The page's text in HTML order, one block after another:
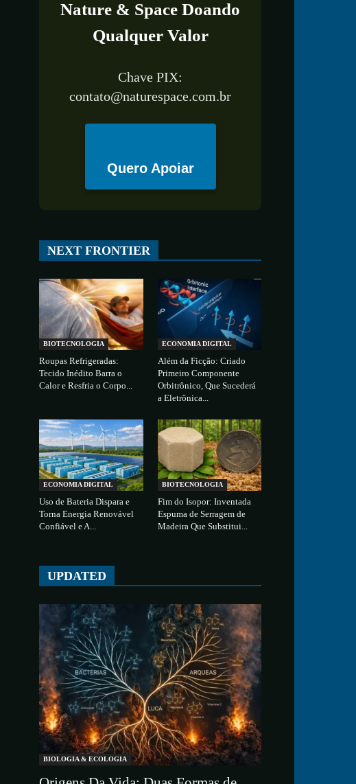
Nature & Space Doando
Qualquer Valor
Chave PIX:
contato@naturespace.com.br
Quero Apoiar
NEXT FRONTIER
BIOTECNOLOGIA
Roupas Refrigeradas:
Tecido Inédito Barra o
Calor e Resfria o Corpo...
ECONOMIA DIGITAL
Além da Ficção: Criado
Primeiro Componente
Orbitrônico, Que Sucederá
a Eletrônica...
ECONOMIA DIGITAL
Uso de Bateria Dispara e
Torna Energia Renovável
Confiável e A...
BIOTECNOLOGIA
Fim do Isopor: Inventada
Espuma de Serragem de
Madeira Que Substitui...
UPDATED
BIOLOGIA & ECOLOGIA